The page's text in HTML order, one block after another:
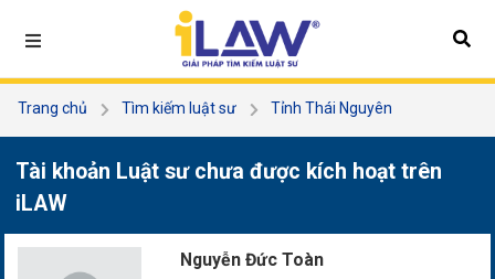
Trang chủ Tìm kiếm luật sư
Tỉnh Thái Nguyên
Tài khoản Luật sư chưa được kích hoạt trên
iLAW
Nguyễn Đức Toàn